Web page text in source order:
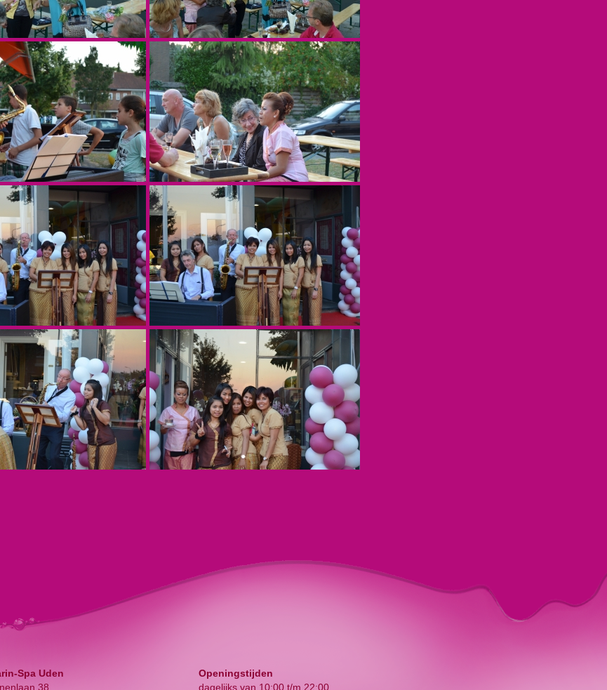
Spa Uden
38
Openingstijden
dagelijks van 10:00 t/m 22:00